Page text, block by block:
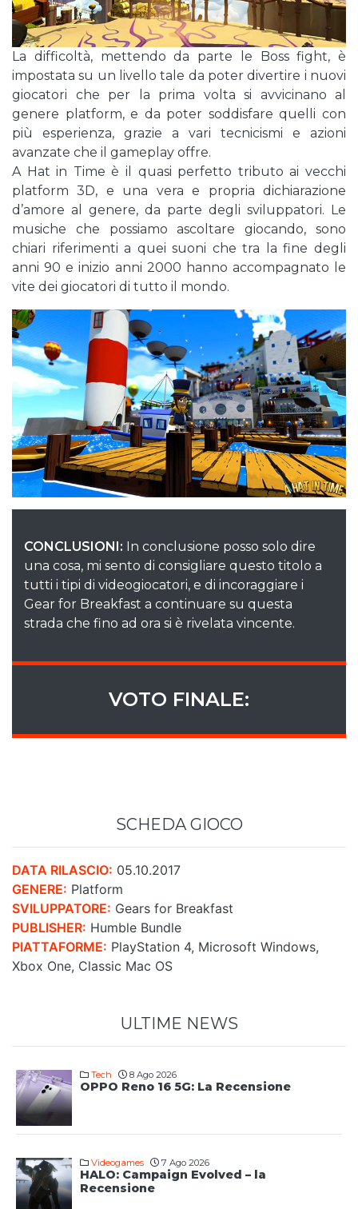
La difficoltà, mettendo da parte le Boss fight, è
impostata su un livello tale da poter divertire i nuovi
giocatori che per la prima volta si avvicinano al
genere platform, e da poter soddisfare quelli con
più esperienza, grazie a vari tecnicismi e azioni
avanzate che il gameplay offre.
A Hat in Time è il quasi perfetto tributo ai vecchi
platform 3D, e una vera e propria dichiarazione
d’amore al genere, da parte degli sviluppatori. Le
musiche che possiamo ascoltare giocando, sono
chiari riferimenti a quei suoni che tra la fine degli
anni 90 e inizio anni 2000 hanno accompagnato le
vite dei giocatori di tutto il mondo.
CONCLUSIONI: In conclusione posso solo dire
una cosa, mi sento di consigliare questo titolo a
tutti i tipi di videogiocatori, e di incoraggiare i
Gear for Breakfast a continuare su questa
strada che fino ad ora si è rivelata vincente.
VOTO FINALE:
SCHEDA GIOCO
DATA RILASCIO: 05.10.2017
GENERE: Platform
SVILUPPATORE: Gears for Breakfast
PUBLISHER: Humble Bundle
PIATTAFORME: PlayStation 4, Microsoft Windows,
Xbox One, Classic Mac OS
ULTIME NEWS
Tech 8 Ago 2026
OPPO Reno 16 5G: La Recensione
Videogames 7 Ago 2026
HALO: Campaign Evolved – la
Recensione